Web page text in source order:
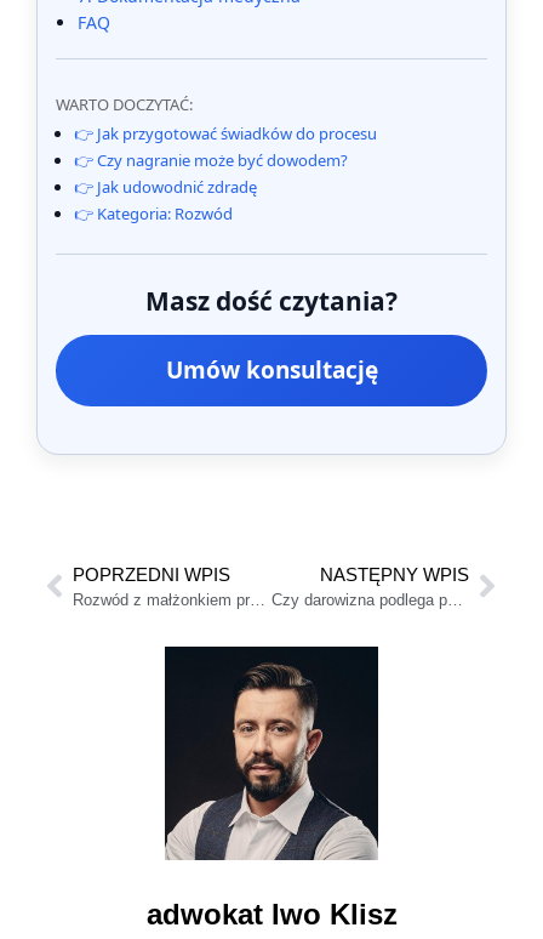
FAQ
WARTO DOCZYTAĆ:
👉 Jak przygotować świadków do procesu
👉 Czy nagranie może być dowodem?
👉 Jak udowodnić zdradę
👉 Kategoria: Rozwód
Masz dość czytania?
Umów konsultację
POPRZEDNI WPIS NASTĘPNY WPIS
Czy darowizna podlega podziałowi przy rozwodzie?
adwokat Iwo Klisz